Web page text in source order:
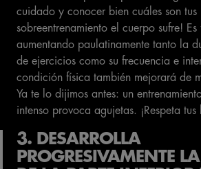
cuidado y conocer bien cuáles son tus
sobreentrenamiento el cuerpo sufre!
aumentando paulatinamente tanto la
de ejercicios como su frecuencia e
condición física también mejorará de
Ya te lo dijimos antes: un
intenso provoca agujetas. ¡Respeta tus
3. DESARROLLA
PROGRESIVAMENTE